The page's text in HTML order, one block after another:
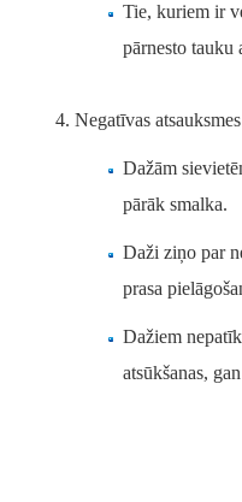
Tie, kuriem ir
pārnesto tauku
Negatīvas
Dažām
pārāk smalka.
Daži ziņo par
prasa
Dažiem
atsūkšanas,